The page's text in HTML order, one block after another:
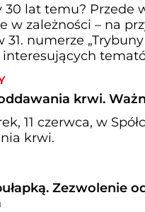
30 lat temu? Przede
w zależności – na
numerze
krwi.
11 czerwca, w
krwi.
Zezwolenie